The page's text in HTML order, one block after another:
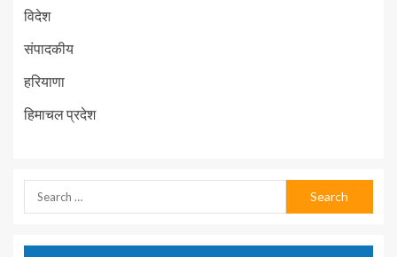
विदेश
संपादकीय
हरियाणा
हिमाचल प्रदेश